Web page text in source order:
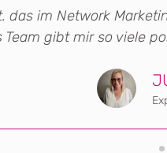
das im Network
Team gibt mir so viele